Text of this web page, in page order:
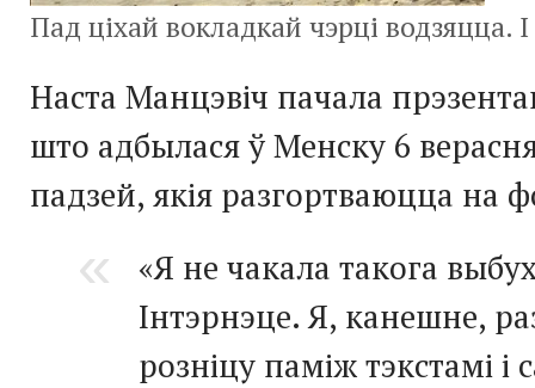
Пад ціхай вокладкай чэрці водзяцца.
Наста Манцэвіч пачала
што адбылася ў Менску 6
падзей, якія разгортваюцца на
«Я не чакала такога
Інтэрнэце. Я, канешне,
розніцу паміж тэкстамі і